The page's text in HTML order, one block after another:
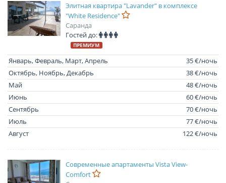
Элитная квартира "Lavander" в комплексе
"White Residence"
Саранда
Гостей до:
ПРЕМИУМ
Январь, Февраль, Март, Апрель
35 €/ночь
Октябрь, Ноябрь, Декабрь
38 €/ночь
Май
48 €/ночь
Июнь
60 €/ночь
Сентябрь
70 €/ночь
Июль
77 €/ночь
Август
122 €/ночь
Современные апартаменты Vista View-
Comfort